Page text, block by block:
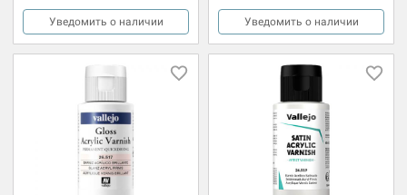
Уведомить о наличии Уведомить о наличии